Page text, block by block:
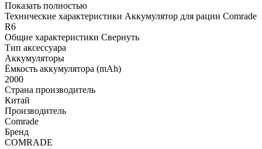
Показать полностью
Технические характеристики Аккумулятор для рации Comrade
R6
Общие характеристики Свернуть
Тип аксессуара
Аккумуляторы
Ёмкость аккумулятора (mAh)
2000
Страна производитель
Китай
Производитель
Comrade
Бренд
COMRADE